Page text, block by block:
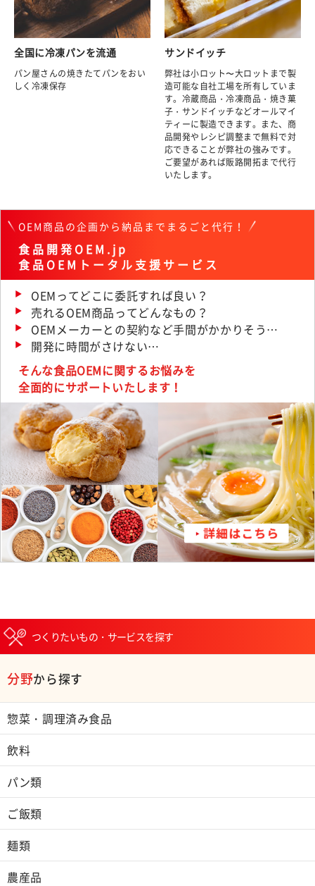
つくりたいもの・サービスを探す
分野から探す
惣菜・調理済み食品
飲料
パン類
ご飯類
麺類
農産品
全国に冷凍パンを流通
パン屋さんの焼きたてパンをおい
しく冷凍保存
サンドイッチ
弊社は小ロット〜大ロットまで製
造可能な自社工場を所有していま
す。冷蔵商品・冷凍商品・焼き菓
子・サンドイッチなどオールマイ
ティーに製造できます。また、商
品開発やレシピ調整まで無料で対
応できることが弊社の強みです。
ご要望があれば販路開拓まで代行
いたします。
OEM商品の企画から納品までまるごと代行！
食品開発OEM.jp
食品OEMトータル支援サービス
OEMってどこに委託すれば良い？
売れるOEM商品ってどんなもの？
OEMメーカーとの契約など手間がかかりそう…
開発に時間がさけない…
そんな食品OEMに関するお悩みを
全面的にサポートいたします！